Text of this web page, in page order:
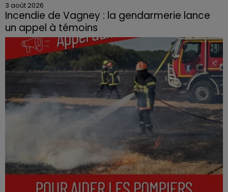
3 août 2026
Incendie de Vagney : la gendarmerie lance
un appel à témoins
Le feu, parti d'une haie avant de se propager au
quartier résidentiel, avait détruit deux habitations et
contraint à l'évacuation d'une centaine de personnes.